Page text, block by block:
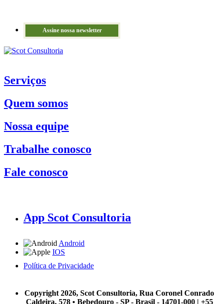
Assine nossa newsletter
Serviços
Quem somos
Nossa equipe
Trabalhe conosco
Fale conosco
App Scot Consultoria
Android
IOS
Política de Privacidade
Copyright 2026, Scot Consultoria, Rua Coronel Conrado
Caldeira, 578 • Bebedouro - SP - Brasil - 14701-000 | +55